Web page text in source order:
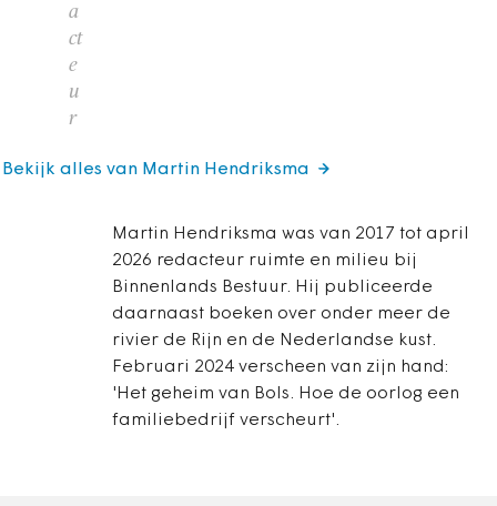
a
ct
e
u
r
Martin Hendriksma was van 2017 tot april
2026 redacteur ruimte en milieu bij
Binnenlands Bestuur. Hij publiceerde
daarnaast boeken over onder meer de
rivier de Rijn en de Nederlandse kust.
Februari 2024 verscheen van zijn hand:
'Het geheim van Bols. Hoe de oorlog een
familiebedrijf verscheurt'.
Bekijk alles van Martin Hendriksma